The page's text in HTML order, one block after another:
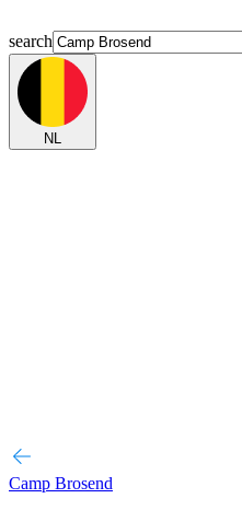
search
NL
Camp Brosend